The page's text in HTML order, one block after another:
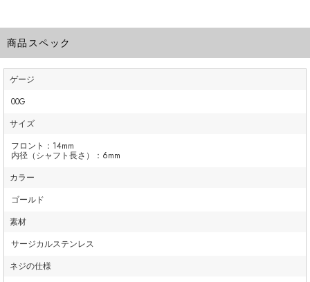
商品スペック
ゲージ
00G
サイズ
フロント：14mm
内径（シャフト長さ）：6mm
カラー
ゴールド
素材
サージカルステンレス
ネジの仕様